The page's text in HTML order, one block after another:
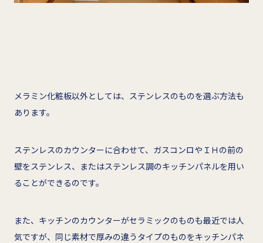
メラミン化粧板以外としては、ステンレスのものを選ぶ方法も
あります。
ステンレスのカウンターに合わせて、ガスコンロやＩＨの前の
壁をステンレス、またはステンレス調のキッチンパネルを用い
ることができるのです。
また、キッチンのカウンターがセラミックのものも最近では人
気ですが、同じ素材で厚みの違うタイプのものをキッチンパネ